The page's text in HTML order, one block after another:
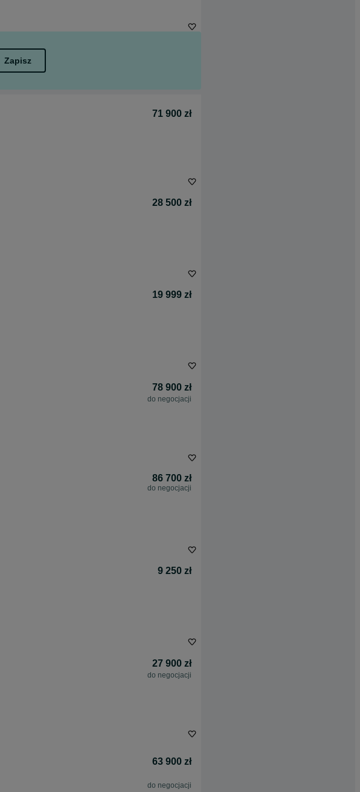
Zapisz
71 900 zł
28 500 zł
19 999 zł
78 900 zł
do negocjacji
86 700 zł
do negocjacji
9 250 zł
27 900 zł
do negocjacji
63 900 zł
do negocjacji